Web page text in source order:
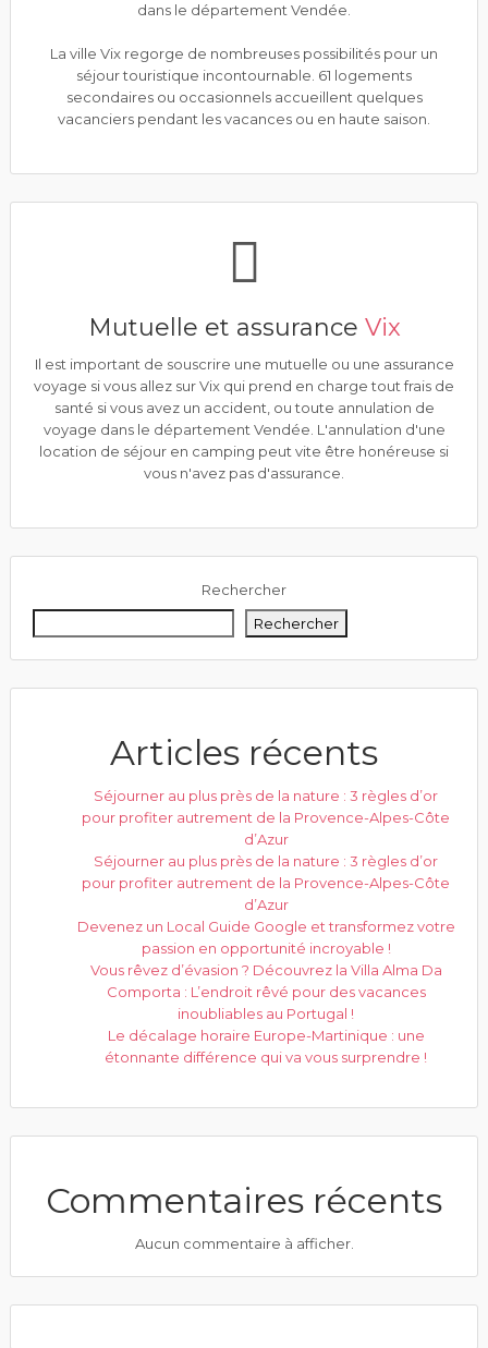
dans le département Vendée.
La ville Vix regorge de nombreuses possibilités pour un
séjour touristique incontournable. 61 logements
secondaires ou occasionnels accueillent quelques
vacanciers pendant les vacances ou en haute saison.
Mutuelle et assurance Vix
Il est important de souscrire une mutuelle ou une assurance
voyage si vous allez sur Vix qui prend en charge tout frais de
santé si vous avez un accident, ou toute annulation de
voyage dans le département Vendée. L'annulation d'une
location de séjour en camping peut vite être honéreuse si
vous n'avez pas d'assurance.
Rechercher
Rechercher
Articles récents
Séjourner au plus près de la nature : 3 règles d’or
pour profiter autrement de la Provence-Alpes-Côte
d’Azur
Séjourner au plus près de la nature : 3 règles d’or
pour profiter autrement de la Provence-Alpes-Côte
d’Azur
Devenez un Local Guide Google et transformez votre
passion en opportunité incroyable !
Vous rêvez d’évasion ? Découvrez la Villa Alma Da
Comporta : L’endroit rêvé pour des vacances
inoubliables au Portugal !
Le décalage horaire Europe-Martinique : une
étonnante différence qui va vous surprendre !
Commentaires récents
Aucun commentaire à afficher.